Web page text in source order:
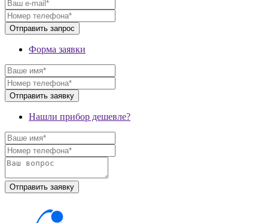
Форма заявки
Нашли прибор дешевле?